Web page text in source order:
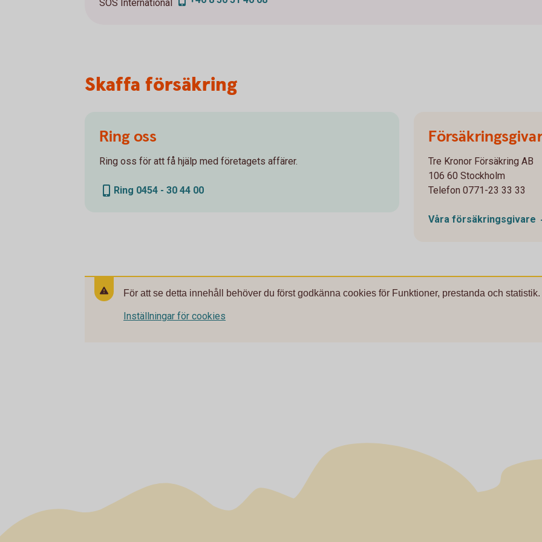
SOS International
Skaffa försäkring
Ring oss
Ring oss för att få hjälp med företagets affärer.
Ring 0454 - 30 44 00
Tre Kronor Försäkring AB
106 60 Stockholm
Telefon 0771-23 33 33
Våra försäkringsgivare
För att se detta innehåll behöver du först godkänna cookies för Funktioner, prestanda och statistik.
Inställningar för cookies